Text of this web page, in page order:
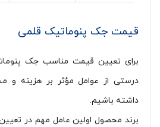
قیمت جک پنوماتیک قلمی
برای تعیین قیمت مناسب جک
درستی از عوامل مؤثر بر هزینه و
داشته باشیم.
برند محصول اولین عامل مهم در